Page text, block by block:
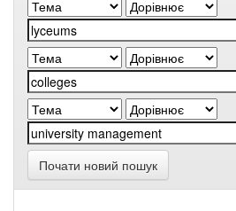
Почати новий пошук